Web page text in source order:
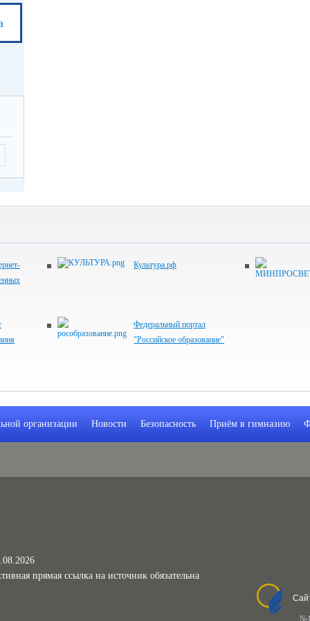
Культура.рф
Федеральный портал
"Российское образование"
организации Новости Безопасность Приём в гимназию
прямая ссылка на источник обязательна